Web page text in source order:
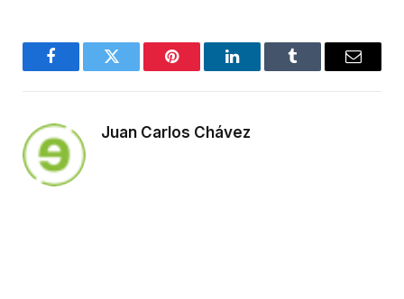
FacebookTwitter Pinterest LinkedInTumblr Email
Juan Carlos Chávez